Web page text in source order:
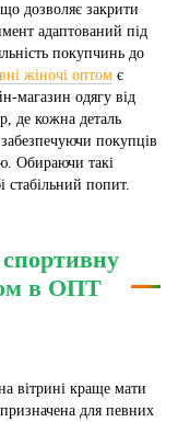
що дозволяє закрити
адаптований під
покупчинь до
жіночі оптом є
магазин одягу від
де кожна деталь
покупців
Обираючи такі
стабільний попит.
в ОПТ
вітрині краще мати
для певних